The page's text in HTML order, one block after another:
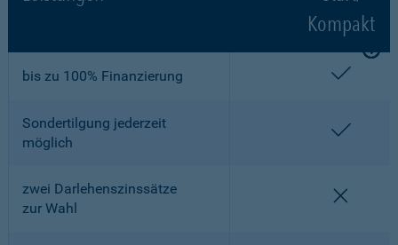
Kompakt
bis zu 100% Finanzierung
Sondertilgung jederzeit
möglich
zwei Darlehenszinssätze
zur Wahl